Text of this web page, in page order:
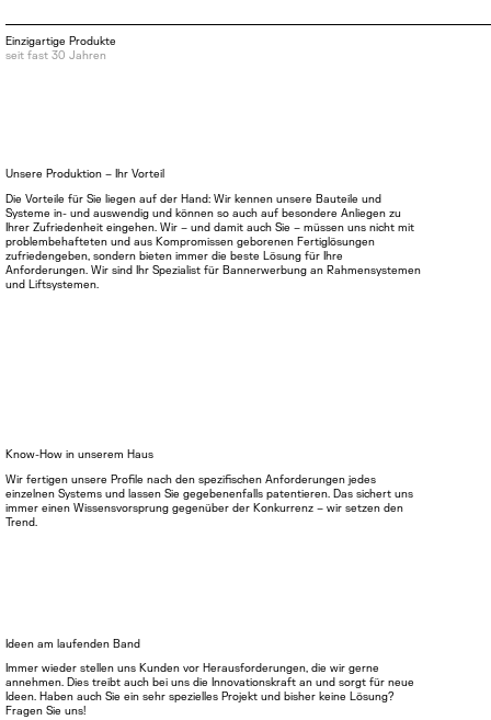
Einzigartige Produkte
seit fast 30 Jahren
Wir fertigen unsere Profile nach den spezifischen Anforderungen jedes
einzelnen Systems und lassen Sie gegebenenfalls patentieren. Das sichert uns
immer einen Wissensvorsprung gegenüber der Konkurrenz – wir setzen den
Trend.
Know-How in unserem Haus
Immer wieder stellen uns Kunden vor Herausforderungen, die wir gerne
annehmen. Dies treibt auch bei uns die Innovationskraft an und sorgt für neue
Ideen. Haben auch Sie ein sehr spezielles Projekt und bisher keine Lösung?
Fragen Sie uns!
Ideen am laufenden Band
Die Vorteile für Sie liegen auf der Hand: Wir kennen unsere Bauteile und
Systeme in- und auswendig und können so auch auf besondere Anliegen zu
Ihrer Zufriedenheit eingehen. Wir – und damit auch Sie – müssen uns nicht mit
problembehafteten und aus Kompromissen geborenen Fertiglösungen
zufriedengeben, sondern bieten immer die beste Lösung für Ihre
Anforderungen. Wir sind Ihr Spezialist für Bannerwerbung an Rahmensystemen
und Liftsystemen.
Unsere Produktion – Ihr Vorteil